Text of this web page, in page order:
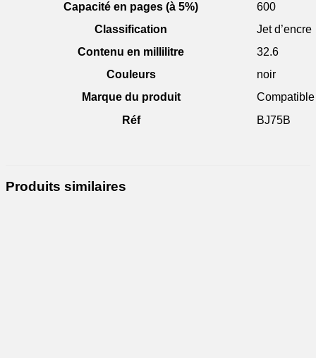
Capacité en pages (à 5%)
600
Classification
Jet d’encre
Contenu en millilitre
32.6
Couleurs
noir
Marque du produit
Compatible
Réf
BJ75B
Produits similaires